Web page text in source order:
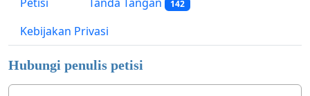
142
Kebijakan Privasi
Hubungi penulis petisi